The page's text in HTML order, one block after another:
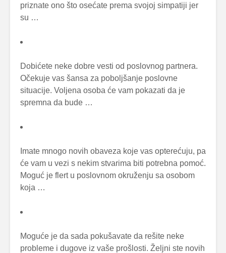
priznate ono što osećate prema svojoj simpatiji jer
su …
Dobićete neke dobre vesti od poslovnog partnera.
Očekuje vas šansa za poboljšanje poslovne
situacije. Voljena osoba će vam pokazati da je
spremna da bude …
Imate mnogo novih obaveza koje vas opterećuju, pa
će vam u vezi s nekim stvarima biti potrebna pomoć.
Moguć je flert u poslovnom okruženju sa osobom
koja …
Moguće je da sada pokušavate da rešite neke
probleme i dugove iz vaše prošlosti. Željni ste novih